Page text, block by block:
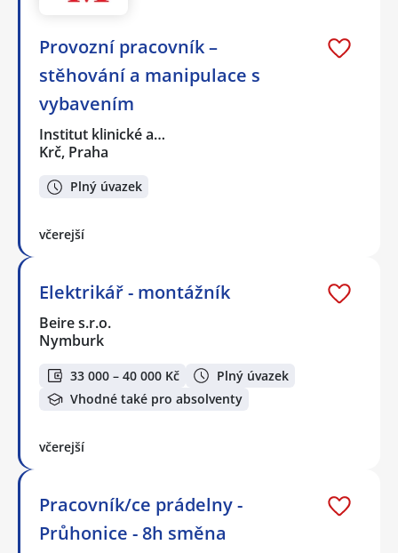
Provozní pracovník –
stěhování a manipulace s
vybavením
Institut klinické a…
Krč, Praha
Plný úvazek
včerejší
Elektrikář - montážník
Beire s.r.o.
Nymburk
33 000 – 40 000 Kč
Plný úvazek
Vhodné také pro absolventy
včerejší
Pracovník/ce prádelny -
Průhonice - 8h směna